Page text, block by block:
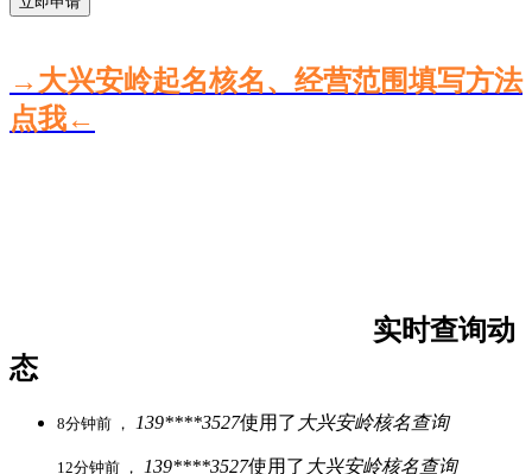
→大兴安岭起名核名、经营范围填写方法
点我←
实时查询动
态
8分钟前 ， 139****3527使用了 大兴安岭核名查询
12分钟前 ， 139****3527使用了 大兴安岭核名查询